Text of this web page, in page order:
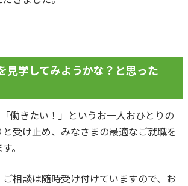
見学してみようかな？と思った
働きたい！」というお一人おひとりの
受け止め、みなさまの最適なご就職を
。
相談は随時受け付けていますので、お